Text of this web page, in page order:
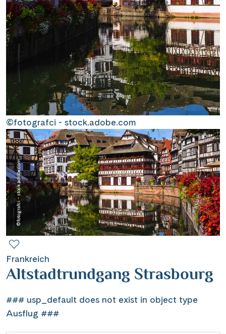
Bateaux
Contact
Mentions légales
Contact professionnel
Hotline +41 71 552 40 30CH|DE
©fotografci - stock.adobe.com
©fotografci - stock.adobe.com
Frankreich
Altstadtrundgang Strasbourg
### usp_default does not exist in object type
Ausflug ###